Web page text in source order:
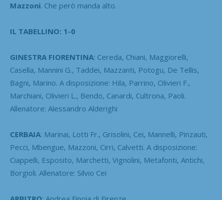
Mazzoni. Che però manda alto.
IL TABELLINO: 1-0
GINESTRA FIORENTINA: Cereda, Chiani, Maggiorelli,
Casella, Mannini G., Taddei, Mazzanti, Potogu, De Tellis,
Bagni, Marino. A disposizione: Hila, Parrino, Olivieri F.,
Marchiani, Olivieri L., Bendo, Canardi, Cultrona, Paoli.
Allenatore: Alessandro Alderighi
CERBAIA: Marinai, Lotti Fr., Grisolini, Cei, Mannelli, Pinzauti,
Pecci, Mbengue, Mazzoni, Cirri, Calvetti. A disposizione:
Ciappelli, Esposito, Marchetti, Vignolini, Metafonti, Antichi,
Borgioli. Allenatore: Silvio Cei